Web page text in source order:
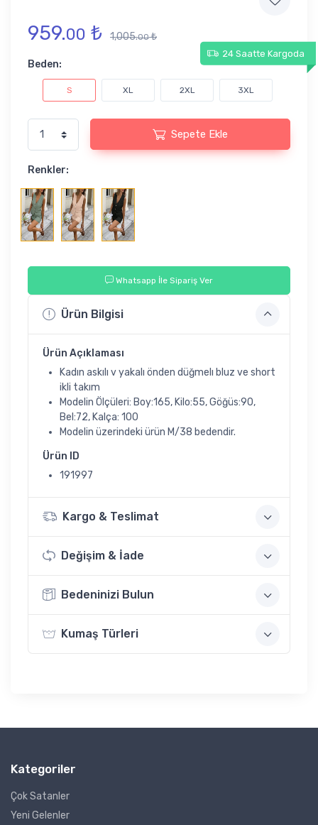
959.00 ₺ 1,005.00₺
24 Saatte Kargoda
Beden:
S XL 2XL 3XL
Sepete Ekle
Renkler:
Whatsapp İle Sipariş Ver
Ürün Bilgisi
Ürün Açıklaması
Kadın askılı v yakalı önden düğmelı bluz ve short
ikli takım
Modelin Ölçüleri: Boy:165, Kilo:55, Göğüs:90,
Bel:72, Kalça: 100
Modelin üzerindeki ürün M/38 bedendir.
Ürün ID
191997
Kargo & Teslimat
Değişim & İade
Bedeninizi Bulun
Kumaş Türleri
Kategoriler
Çok Satanler
Yeni Gelenler